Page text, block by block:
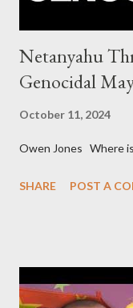
Netanyahu
Genocidal
October 11, 2024
Owen Jones Where
SHARE POST A